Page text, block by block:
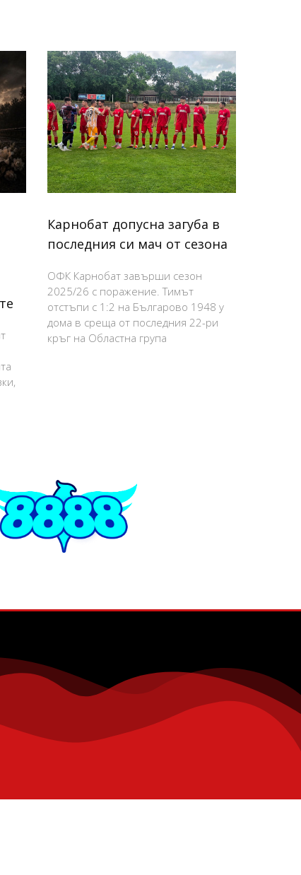
Карнобат допусна загуба в
последния си мач от сезона
ОФК Карнобат завърши сезон
2025/26 с поражение. Тимът
отстъпи с 1:2 на Българово 1948 у
дома в среща от последния 22-ри
кръг на Областна група